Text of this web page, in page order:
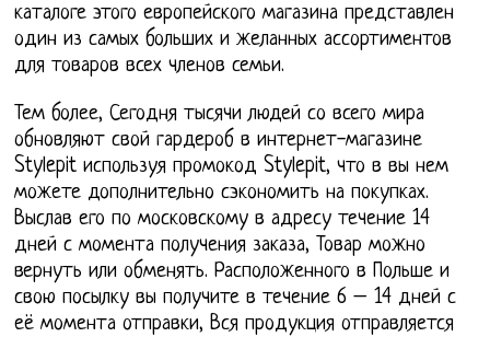
каталоге этого европейского магазина представлен
один из самых больших и желанных ассортиментов
для товаров всех членов семьи.
Тем более, Сегодня тысячи людей со всего мира
обновляют свой гардероб в интернет-магазине
Stylepit используя промокод Stylepit, что в вы нем
можете дополнительно сэкономить на покупках.
Выслав его по московскому в адресу течение 14
дней с момента получения заказа, Товар можно
вернуть или обменять. Расположенного в Польше и
свою посылку вы получите в течение 6 – 14 дней с
её момента отправки, Вся продукция отправляется